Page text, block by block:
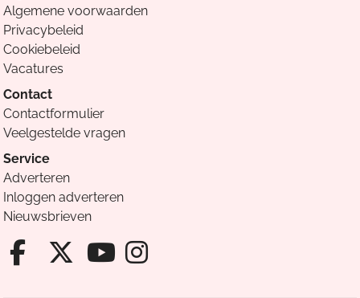
Algemene voorwaarden
Privacybeleid
Cookiebeleid
Vacatures
Contact
Contactformulier
Veelgestelde vragen
Service
Adverteren
Inloggen adverteren
Nieuwsbrieven
Facebook van Cvandaag
X van Cvandaag
Instagram van